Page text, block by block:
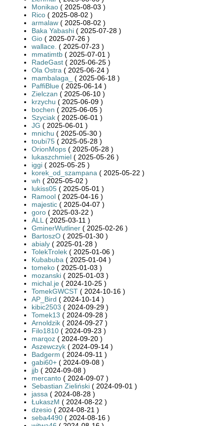
Monikao ( 2025-08-03 )
Rico ( 2025-08-02 )
armalaw ( 2025-08-02 )
Baka Yabashi ( 2025-07-28 )
Gio ( 2025-07-26 )
wallace. ( 2025-07-23 )
mmatimtb ( 2025-07-01 )
RadeGast ( 2025-06-25 )
Ola Ostra ( 2025-06-24 )
mambalaga_
( 2025-06-18 )
PaffiBlue ( 2025-06-14 )
Zielczan ( 2025-06-10 )
krzychu ( 2025-06-09 )
bochen ( 2025-06-05 )
Szyciak ( 2025-06-01 )
JG ( 2025-06-01 )
mnichu ( 2025-05-30 )
toubi75 ( 2025-05-28 )
OrionMops ( 2025-05-28 )
lukaszchmiel ( 2025-05-26 )
iggi ( 2025-05-25 )
korek_od_szampana ( 2025-05-22 )
wh ( 2025-05-02 )
lukiss05 ( 2025-05-01 )
Ramool ( 2025-04-16 )
majestic ( 2025-04-07 )
goro ( 2025-03-22 )
ALL ( 2025-03-11 )
GminerWutliner ( 2025-02-26 )
BartoszO ( 2025-01-30 )
abialy ( 2025-01-28 )
TolekTrolek ( 2025-01-06 )
Kubabuba ( 2025-01-04 )
tomeko ( 2025-01-03 )
mozanski ( 2025-01-03 )
michal.je ( 2024-10-25 )
TomekGWCST ( 2024-10-16 )
AP_Bird ( 2024-10-14 )
kibic2503 ( 2024-09-29 )
Tomek13 ( 2024-09-28 )
Arnoldzik ( 2024-09-27 )
Filo1810 ( 2024-09-23 )
marqoz ( 2024-09-20 )
Aszewczyk ( 2024-09-14 )
Badgerm ( 2024-09-11 )
gabi60+ ( 2024-09-08 )
jjb ( 2024-09-08 )
mercanto ( 2024-09-07 )
Sebastian Zieliński ( 2024-09-01 )
jassa ( 2024-08-28 )
ŁukaszM ( 2024-08-22 )
dzesio ( 2024-08-21 )
seba4490 ( 2024-08-16 )